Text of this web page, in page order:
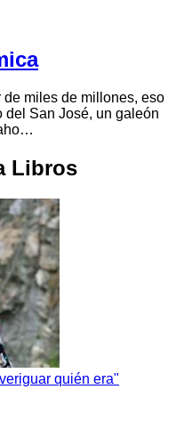
miles de millones, eso
del San José, un galeón
quién era"